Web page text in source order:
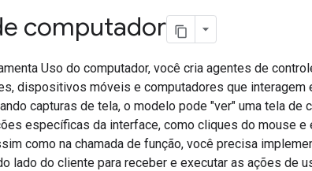
computador
Uso do computador, você cria agentes de
dispositivos móveis e computadores que interagem
capturas de tela, o modelo pode "ver" uma tela de
específicas da interface, como cliques do mouse e
como na chamada de função, você precisa
lado do cliente para receber e executar as ações de